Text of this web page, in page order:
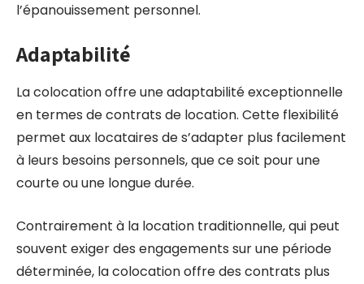
l’épanouissement personnel.
Adaptabilité
La colocation offre une adaptabilité exceptionnelle
en termes de contrats de location. Cette flexibilité
permet aux locataires de s’adapter plus facilement
à leurs besoins personnels, que ce soit pour une
courte ou une longue durée.
Contrairement à la location traditionnelle, qui peut
souvent exiger des engagements sur une période
déterminée, la colocation offre des contrats plus